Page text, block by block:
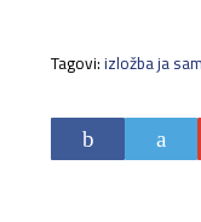
Tagovi:izložba ja